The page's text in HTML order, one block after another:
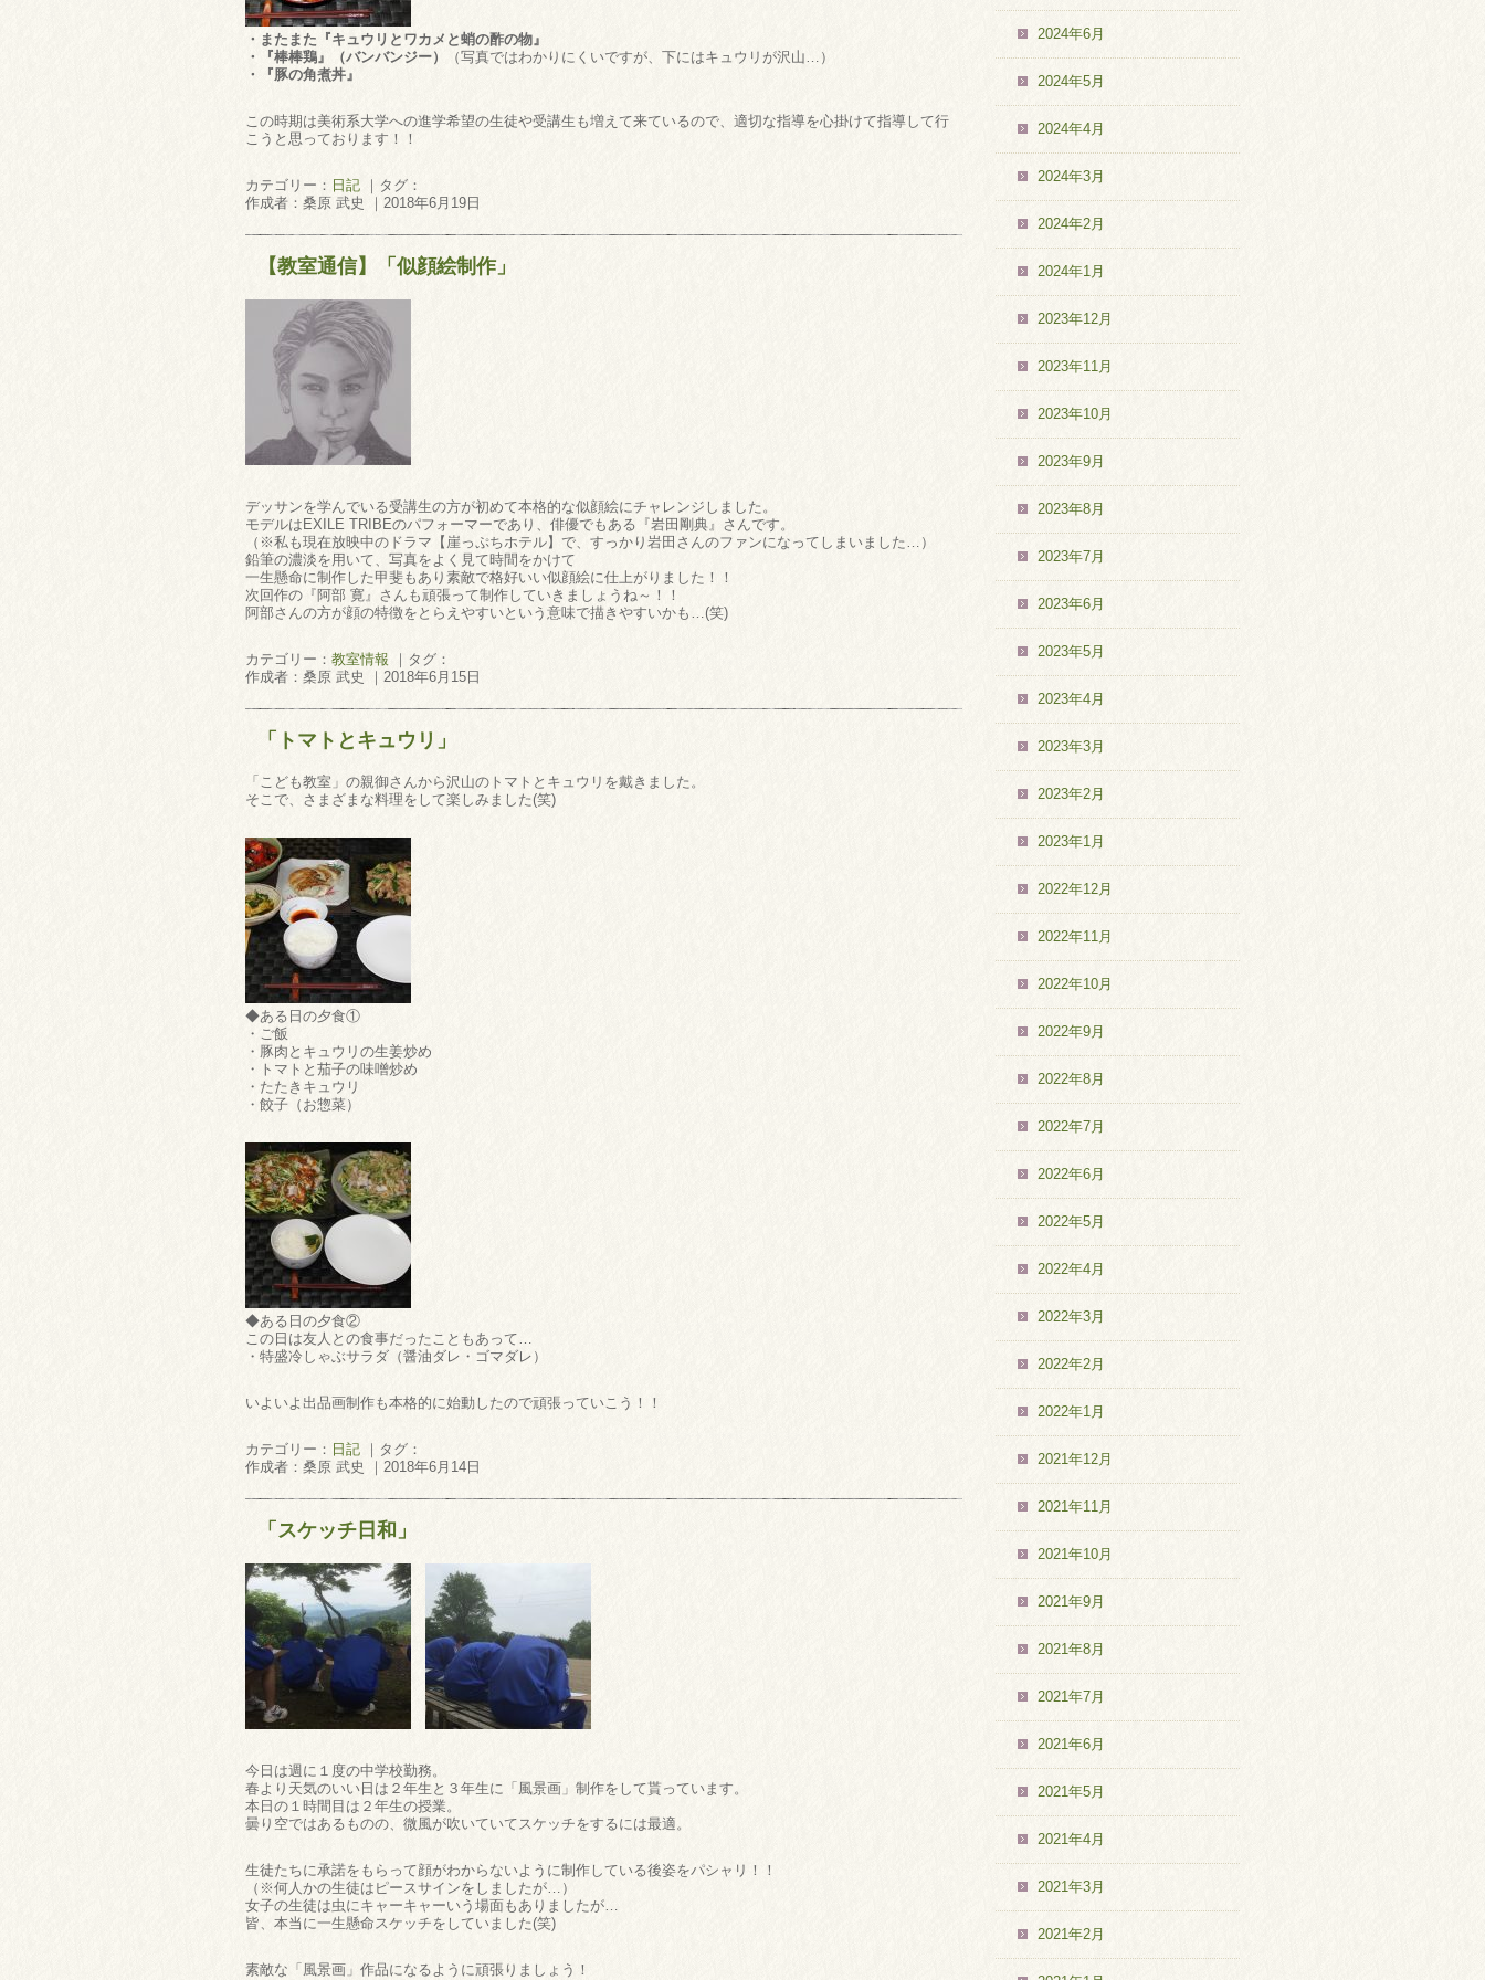
・またまた『キュウリとワカメと蛸の酢の物』
・『棒棒鶏』（バンバンジー）
（写真ではわかりにくいですが、下にはキュウリが沢山…）
・『豚の角煮丼』
この時期は美術系大学への進学希望の生徒や受講生も増えて来ているので、適切な指導を心掛けて指導して行
こうと思っております！！
カテゴリー： 日記 ｜タグ：
作成者：桑原 武史 ｜2018年6月19日
【教室通信】「似顔絵制作」
デッサンを学んでいる受講生の方が初めて本格的な似顔絵にチャレンジしました。
モデルはEXILE TRIBEのパフォーマーであり、俳優でもある『岩田剛典』さんです。
（※私も現在放映中のドラマ【崖っぷちホテル】で、すっかり岩田さんのファンになってしまいました…）
鉛筆の濃淡を用いて、写真をよく見て時間をかけて
一生懸命に制作した甲斐もあり素敵で格好いい似顔絵に仕上がりました！！
次回作の『阿部 寛』さんも頑張って制作していきましょうね～！！
阿部さんの方が顔の特徴をとらえやすいという意味で描きやすいかも…(笑)
カテゴリー： 教室情報 ｜タグ：
作成者：桑原 武史 ｜2018年6月15日
「トマトとキュウリ」
「こども教室」の親御さんから沢山のトマトとキュウリを戴きました。
そこで、さまざまな料理をして楽しみました(笑)
◆ある日の夕食①
・ご飯
・豚肉とキュウリの生姜炒め
・トマトと茄子の味噌炒め
・たたきキュウリ
・餃子（お惣菜）
◆ある日の夕食②
この日は友人との食事だったこともあって…
・特盛冷しゃぶサラダ（醤油ダレ・ゴマダレ）
いよいよ出品画制作も本格的に始動したので頑張っていこう！！
カテゴリー： 日記 ｜タグ：
作成者：桑原 武史 ｜2018年6月14日
「スケッチ日和」
今日は週に１度の中学校勤務。
春より天気のいい日は２年生と３年生に「風景画」制作をして貰っています。
本日の１時間目は２年生の授業。
曇り空ではあるものの、微風が吹いていてスケッチをするには最適。
生徒たちに承諾をもらって顔がわからないように制作している後姿をパシャリ！！
（※何人かの生徒はピースサインをしましたが…）
女子の生徒は虫にキャーキャーいう場面もありましたが…
皆、本当に一生懸命スケッチをしていました(笑)
素敵な「風景画」作品になるように頑張りましょう！
2024年6月
2024年5月
2024年4月
2024年3月
2024年2月
2024年1月
2023年12月
2023年11月
2023年10月
2023年9月
2023年8月
2023年7月
2023年6月
2023年5月
2023年4月
2023年3月
2023年2月
2023年1月
2022年12月
2022年11月
2022年10月
2022年9月
2022年8月
2022年7月
2022年6月
2022年5月
2022年4月
2022年3月
2022年2月
2022年1月
2021年12月
2021年11月
2021年10月
2021年9月
2021年8月
2021年7月
2021年6月
2021年5月
2021年4月
2021年3月
2021年2月